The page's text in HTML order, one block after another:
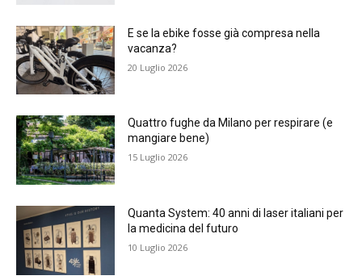
E se la ebike fosse già compresa nella
vacanza?
20 Luglio 2026
Quattro fughe da Milano per respirare (e
mangiare bene)
15 Luglio 2026
Quanta System: 40 anni di laser italiani per
la medicina del futuro
10 Luglio 2026